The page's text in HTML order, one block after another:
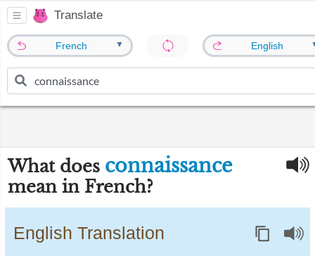
Translate
French ▼ English
What does connaissance
mean in French?
English Translation